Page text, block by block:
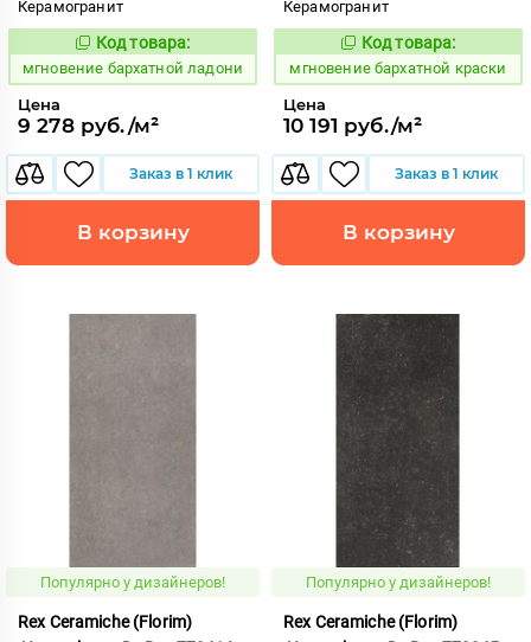
Керамогранит
937917
Код товара:
мгновение бархатной ладони
Цена
9 278 руб./м²
Заказ в 1 клик
В корзину
Керамогранит
937914
Код товара:
мгновение бархатной краски
Цена
10 191 руб./м²
Заказ в 1 клик
В корзину
Популярно у дизайнеров!
Rex Ceramiche (Florim)
Популярно у дизайнеров!
Rex Ceramiche (Florim)